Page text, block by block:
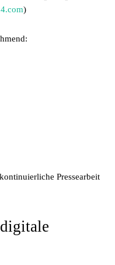
)
Pressearbeit